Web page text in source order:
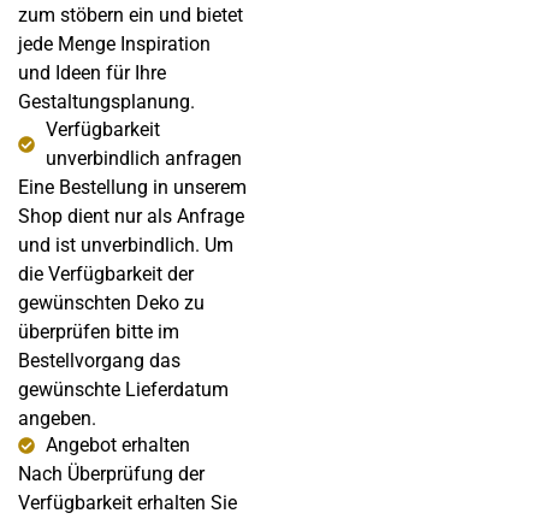
zum stöbern ein und bietet
jede Menge Inspiration
und Ideen für Ihre
Gestaltungsplanung.
Verfügbarkeit
unverbindlich anfragen
Eine Bestellung in unserem
Shop dient nur als Anfrage
und ist unverbindlich. Um
die Verfügbarkeit der
gewünschten Deko zu
überprüfen bitte im
Bestellvorgang das
gewünschte Lieferdatum
angeben.
Angebot erhalten
Nach Überprüfung der
Verfügbarkeit erhalten Sie